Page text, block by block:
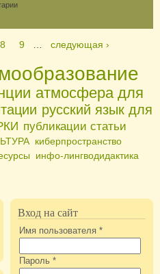
8 9
следующая ›
атмосфера для
русский язык для
публикации статьи
киберпространство
инфо-лингводидактика
Вход на сайт
Имя пользователя *
Пароль *